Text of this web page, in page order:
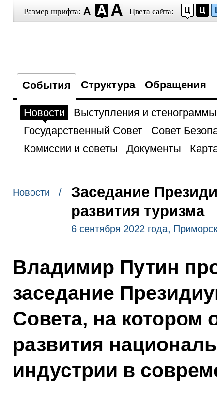
Размер шрифта: Цвета сайта:
События Структура Обращения
Новости
Выступления и стенограммы
Государственный Совет
Совет
Комиссии и советы
Документы
Новости /
Заседание
развития туризма
6 сентября 2022 года,
Владимир Путин
заседание
Совета, на
развития
индустрии в